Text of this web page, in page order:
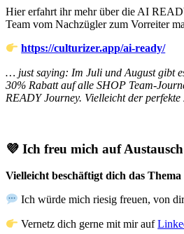
Hier erfahrt ihr mehr über die AI
Team vom Nachzügler zum Vorreiter
https://culturizer.app/ai-ready/
… just saying: Im Juli und August gibt
30% Rabatt auf alle SHOP Team-
READY Journey. Vielleicht der
💜 Ich freu mich auf
Vielleicht beschäftigt dich das Thema
Ich würde mich riesig freuen, von
Vernetz dich gerne mit mir auf